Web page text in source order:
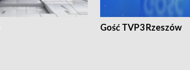
Gość TVP3 Rzeszów